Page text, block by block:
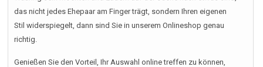
das nicht jedes Ehepaar am Finger trägt, sondern Ihren eigenen
Stil widerspiegelt, dann sind Sie in unserem Onlineshop genau
richtig.
Genießen Sie den Vorteil, Ihr Auswahl online treffen zu können,